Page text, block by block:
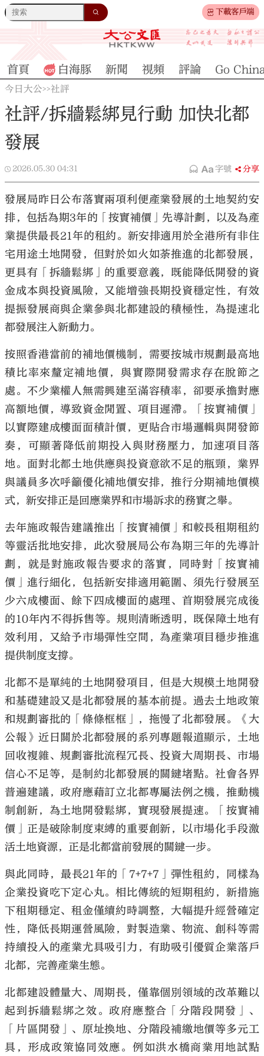
下載客戶端
首頁 白海豚 新聞 視頻 評論 Go
今日大公>>社評
社評/拆牆鬆綁見行動 加快北都
發展
2026.05.30 04:31 字號 分享
發展局昨日公布落實兩項利便產業發展的土地契約安
排，包括為期3年的「按實補價」先導計劃，以及為產
業提供最長21年的租約。新安排適用於全港所有非住
宅用途土地開發，但對於如火如荼推進的北都發展，
更具有「拆牆鬆綁」的重要意義，既能降低開發的資
金成本與投資風險，又能增強長期投資穩定性，有效
提振發展商與企業參與北都建設的積極性，為提速北
都發展注入新動力。
按照香港當前的補地價機制，需要按城市規劃最高地
積比率來釐定補地價，與實際開發需求存在脫節之
處。不少業權人無需興建至滿容積率，卻要承擔對應
高額地價，導致資金閒置、項目遲滯。「按實補價」
以實際建成樓面面積計價，更貼合市場邏輯與開發節
奏，可顯著降低前期投入與財務壓力，加速項目落
地。面對北都土地供應與投資意欲不足的瓶頸，業界
與議員多次呼籲優化補地價安排，推行分期補地價模
式，新安排正是回應業界和市場訴求的務實之舉。
去年施政報告建議推出「按實補價」和較長租期租約
等靈活批地安排，此次發展局公布為期三年的先導計
劃，就是對施政報告要求的落實，同時對「按實補
價」進行細化，包括新安排適用範圍、須先行發展至
少六成樓面、餘下四成樓面的處理、首期發展完成後
的10年內不得拆售等。規則清晰透明，既保障土地有
效利用，又給予市場彈性空間，為產業項目穩步推進
提供制度支撐。
北都不是單純的土地開發項目，但是大規模土地開發
和基礎建設又是北都發展的基本前提。過去土地政策
和規劃審批的「條條框框」，拖慢了北都發展。《大
公報》近日關於北都發展的系列專題報道顯示，土地
回收複雜、規劃審批流程冗長、投資大周期長、市場
信心不足等，是制約北都發展的關鍵堵點。社會各界
普遍建議，政府應藉訂立北都專屬法例之機，推動機
制創新，為土地開發鬆綁，實現發展提速。「按實補
價」正是破除制度束縛的重要創新，以市場化手段激
活土地資源，正是北都當前發展的關鍵一步。
與此同時，最長21年的「7+7+7」彈性租約，同樣為
企業投資吃下定心丸。相比傳統的短期租約，新措施
下租期穩定、租金僅續約時調整，大幅提升經營確定
性，降低長期運營風險，對製造業、物流、創科等需
持續投入的產業尤具吸引力，有助吸引優質企業落戶
北都，完善產業生態。
北都建設體量大、周期長，僅靠個別領域的改革難以
起到拆牆鬆綁之效。政府應整合「分階段開發」、
「片區開發」、原址換地、分階段補繳地價等多元工
具，形成政策協同效應。例如洪水橋商業用地試點